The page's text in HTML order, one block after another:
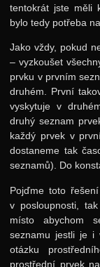
tentokrát jste měli
bylo tedy potřeba
Jako vždy, pokud
– vyzkoušet
prvku v prvním
druhém. První
vyskytuje v
druhý seznam
každý prvek v
dostaneme tak
seznamů). Do
Pojďme toto
v posloupnosti,
místo abychom
seznamu jestli je i
otázku
prostřední prvek